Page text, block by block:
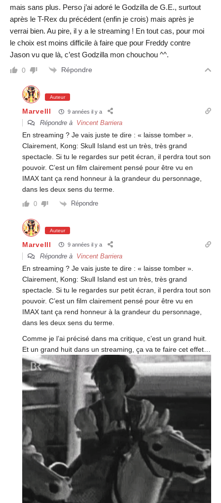
mais sans plus. Perso j’ai adoré le Godzilla de G.E., surtout
après le T-Rex du précédent (enfin je crois) mais après je
verrai bien. Au pire, il y a le streaming ! En tout cas, pour moi
le choix est moins difficile à faire que pour Freddy contre
Jason vu que là, c’est Godzilla mon chouchou ^^.
0 Répondre
Auteur
Marvelll 9 années il y a
Répondre à Vincent Barriera
En streaming ? Je vais juste te dire : « laisse tomber ».
Clairement, Kong: Skull Island est un très, très grand
spectacle. Si tu le regardes sur petit écran, il perdra tout son
pouvoir. C’est un film clairement pensé pour être vu en
IMAX tant ça rend honneur à la grandeur du personnage,
dans les deux sens du terme.
0 Répondre
Auteur
Marvelll 9 années il y a
Répondre à Vincent Barriera
En streaming ? Je vais juste te dire : « laisse tomber ».
Clairement, Kong: Skull Island est un très, très grand
spectacle. Si tu le regardes sur petit écran, il perdra tout son
pouvoir. C’est un film clairement pensé pour être vu en
IMAX tant ça rend honneur à la grandeur du personnage,
dans les deux sens du terme.
Comme je l’ai précisé dans ma critique, c’est un grand huit.
Et un grand huit dans un streaming, ça va te faire cet effet…